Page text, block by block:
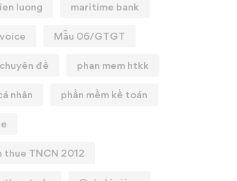
luong maritime bank
Mẫu 06/GTGT
đề phan mem htkk
nhân phần mềm kế toán
TNCN 2012